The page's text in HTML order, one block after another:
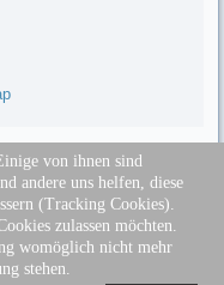
von ihnen sind
andere uns helfen, diese
(Tracking Cookies).
zulassen möchten.
womöglich nicht mehr
stehen.